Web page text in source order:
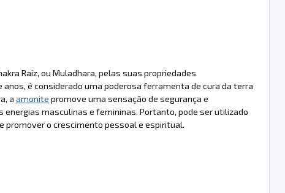
Raiz, ou Muladhara, pelas suas propriedades
é considerado uma poderosa ferramenta de cura da terra
a amonite promove uma sensação de segurança e
masculinas e femininas. Portanto, pode ser utilizado
promover o crescimento pessoal e espiritual.